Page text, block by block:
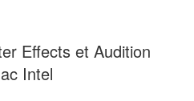
Effects et Audition
Intel